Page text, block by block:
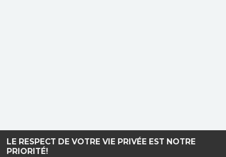
LE RESPECT DE VOTRE VIE PRIVÉE EST NOTRE
PRIORITÉ!